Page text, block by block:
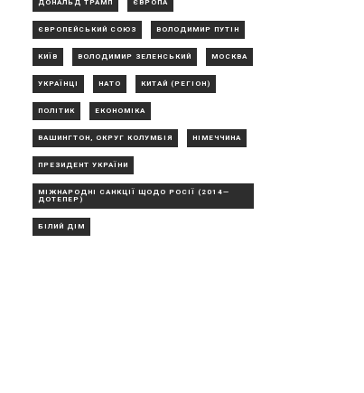
ДОНАЛЬД ТРАМП ЄВРОПА
ЄВРОПЕЙСЬКИЙ СОЮЗ ВОЛОДИМИР ПУТІН
КИЇВ ВОЛОДИМИР ЗЕЛЕНСЬКИЙ МОСКВА
УКРАЇНЦІ НАТО КИТАЙ (РЕГІОН)
ПОЛІТИК ЕКОНОМІКА
ВАШИНГТОН, ОКРУГ КОЛУМБІЯ НІМЕЧЧИНА
ПРЕЗИДЕНТ УКРАЇНИ
МІЖНАРОДНІ САНКЦІЇ ЩОДО РОСІЇ (2014—
ДОТЕПЕР)
БІЛИЙ ДІМ